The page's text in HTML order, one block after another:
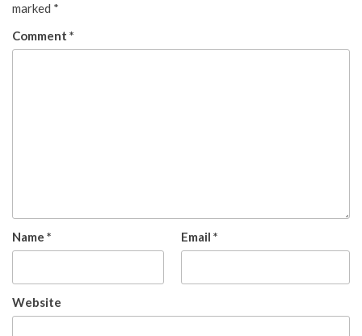
marked *
Comment *
Name * Email *
Website